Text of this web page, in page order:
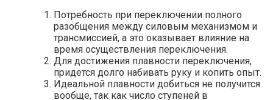
Потребность при переключении полного
разобщения между силовым механизмом и
трансмиссией, а это оказывает влияние на
время осуществления переключения.
Для достижения плавности переключения,
придется долго набивать руку и копить опыт.
Идеальной плавности добиться не получится
вообще, так как число ступеней в